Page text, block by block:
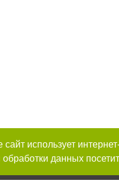
использует
данных